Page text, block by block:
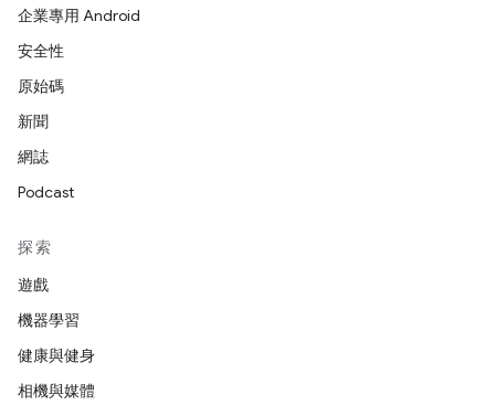
企業專用 Android
安全性
原始碼
新聞
網誌
Podcast
探索
遊戲
機器學習
健康與健身
相機與媒體